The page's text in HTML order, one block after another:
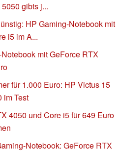
gibts j...
HP Gaming-Notebook mit
i5 im A...
mit GeForce RTX
für 1.000 Euro: HP Victus 15
im Test
4050 und Core i5 für 649 Euro
Notebook: GeForce RTX